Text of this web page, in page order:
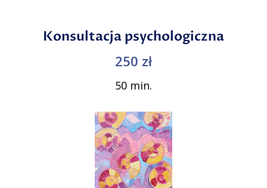
Konsultacja psychologiczna
250 zł
50 min.